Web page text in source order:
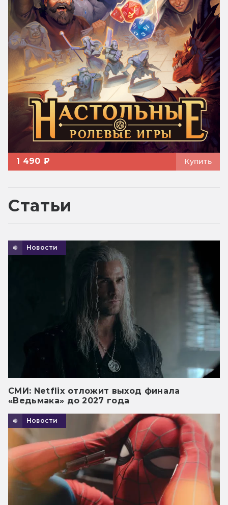
1 490 ₽ Купить
Статьи
Новости
СМИ: Netflix отложит выход финала
«Ведьмака» до 2027 года
Новости